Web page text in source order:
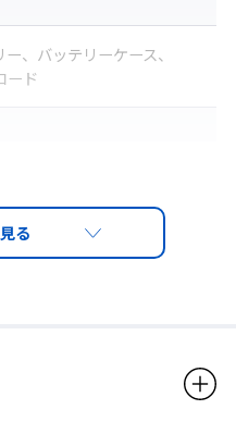
、バッテリーケース、
ード